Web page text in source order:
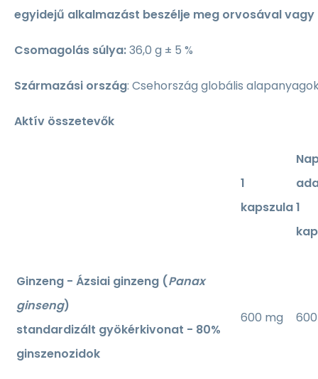
egyidejű alkalmazást beszélje meg orvosával
Csomagolás súlya:36,0 g ± 5 %
Származási ország: Csehország globális
Aktív összetevők
1
kapszula1
Ginzeng - Ázsiai ginzeng (Panax
ginseng)
standardizált gyökérkivonat - 80%
ginszenozidok
600 mg